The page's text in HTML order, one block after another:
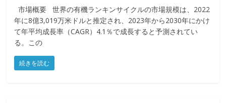
市場概要 世界の有機ランキンサイクルの市場規模は、2022
年に8億3,019万米ドルと推定され、2023年から2030年にかけ
て年平均成長率（CAGR）4.1％で成長すると予測されてい
る。この
続きを読む